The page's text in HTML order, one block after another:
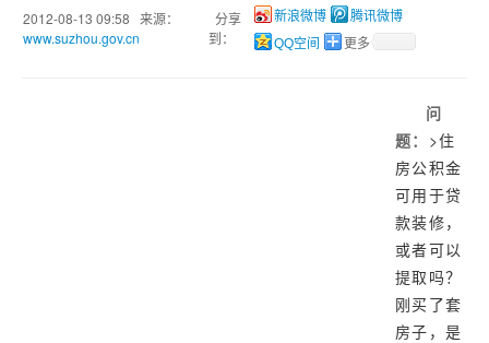
杭州
宁波
2012-08-13 09:58 来源：
www.suzhou.gov.cn
分享
到：
新浪微博
腾讯微博
QQ空间
更多
问
题： >住
房公积金
可用于贷
款装修，
或者可以
提取吗？
刚买了套
房子，是